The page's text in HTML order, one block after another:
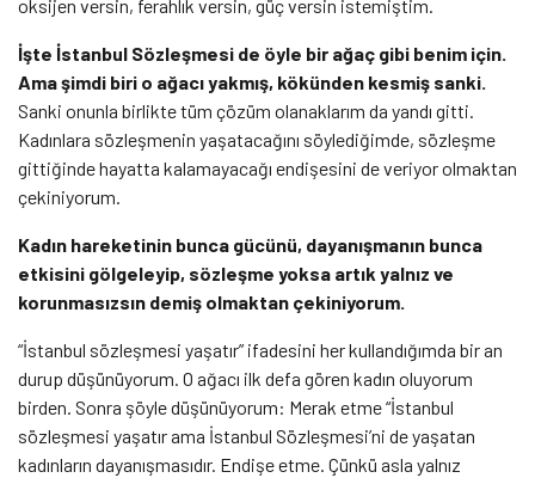
oksijen versin, ferahlık versin, güç versin istemiştim.
İşte İstanbul Sözleşmesi de öyle bir ağaç gibi benim için.
Ama şimdi biri o ağacı yakmış, kökünden kesmiş sanki.
Sanki onunla birlikte tüm çözüm olanaklarım da yandı gitti.
Kadınlara sözleşmenin yaşatacağını söylediğimde, sözleşme
gittiğinde hayatta kalamayacağı endişesini de veriyor olmaktan
çekiniyorum.
Kadın hareketinin bunca gücünü, dayanışmanın bunca
etkisini gölgeleyip, sözleşme yoksa artık yalnız ve
korunmasızsın demiş olmaktan çekiniyorum.
“İstanbul sözleşmesi yaşatır” ifadesini her kullandığımda bir an
durup düşünüyorum. O ağacı ilk defa gören kadın oluyorum
birden. Sonra şöyle düşünüyorum: Merak etme “İstanbul
sözleşmesi yaşatır ama İstanbul Sözleşmesi’ni de yaşatan
kadınların dayanışmasıdır. Endişe etme. Çünkü asla yalnız